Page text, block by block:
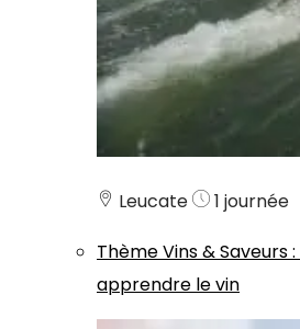
Leucate
1 journée
ThèmeVins & Saveurs:
apprendre le vin